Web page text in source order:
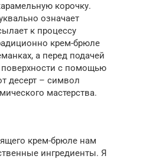
корочку.
означает
к процессу
крем-брюле
а перед подачей
поверхности с помощью
десерт – символ
мастерства.
крем-брюле нам
ингредиенты. Я